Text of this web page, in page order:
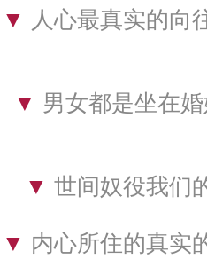
▼ 人心最真实的向
▼ 男女都是坐在
▼ 世间奴役我们
▼ 内心所住的真实